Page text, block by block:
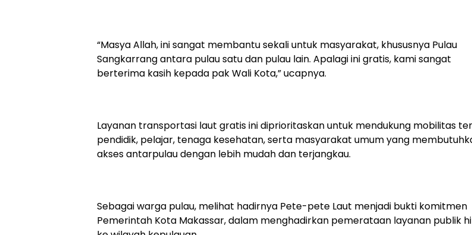
“Masya Allah, ini sangat membantu sekali untuk masyarakat, khususnya Pulau
Sangkarrang antara pulau satu dan pulau lain. Apalagi ini gratis, kami sangat
berterima kasih kepada pak Wali Kota,” ucapnya.
Layanan transportasi laut gratis ini diprioritaskan untuk mendukung mobilitas
pendidik, pelajar, tenaga kesehatan, serta masyarakat umum yang
akses antarpulau dengan lebih mudah dan terjangkau.
Sebagai warga pulau, melihat hadirnya Pete-pete Laut menjadi bukti komitmen
Pemerintah Kota Makassar, dalam menghadirkan pemerataan layanan publik